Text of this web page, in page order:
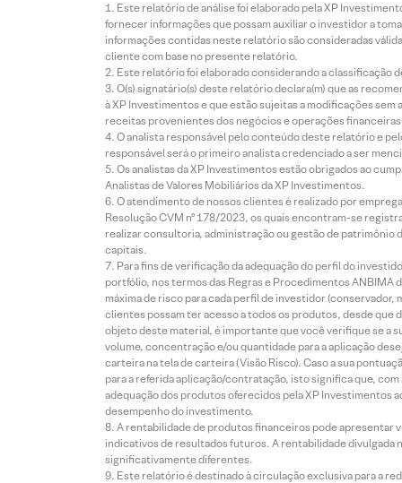
Este relatório de análise foi elaborado pela XP
fornecer informações que possam auxiliar o investidor a
informações contidas neste relatório são consideradas
cliente com base no presente relatório.
Este relatório foi elaborado considerando a classificação
O(s) signatário(s) deste relatório declara(m) que as
à XP Investimentos e que estão sujeitas a modificações
receitas provenientes dos negócios e operações
O analista responsável pelo conteúdo deste relatório e
responsável será o primeiro analista credenciado a ser
Os analistas da XP Investimentos estão obrigados ao
Analistas de Valores Mobiliários da XP Investimentos.
O atendimento de nossos clientes é realizado por
Resolução CVM nº 178/2023, os quais encontram-se
realizar consultoria, administração ou gestão de patrimônio
capitais.
Para fins de verificação da adequação do perfil do
portfólio, nos termos das Regras e Procedimentos
máxima de risco para cada perfil de investidor
clientes possam ter acesso a todos os produtos, desde que
objeto deste material, é importante que você verifique se a
volume, concentração e/ou quantidade para a aplicação
carteira na tela de carteira (Visão Risco). Caso a sua
para a referida aplicação/contratação, isto significa que,
adequação dos produtos oferecidos pela XP Investimentos
desempenho do investimento.
A rentabilidade de produtos financeiros pode apresentar
indicativos de resultados futuros. A rentabilidade divulgada
significativamente diferentes.
Este relatório é destinado à circulação exclusiva para a